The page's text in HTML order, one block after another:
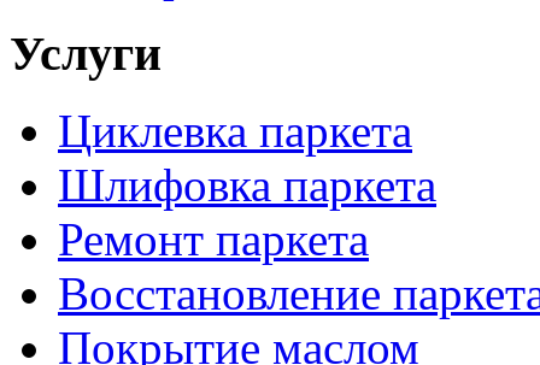
Услуги
Циклевка паркета
Шлифовка паркета
Ремонт паркета
Восстановление
Покрытие маслом